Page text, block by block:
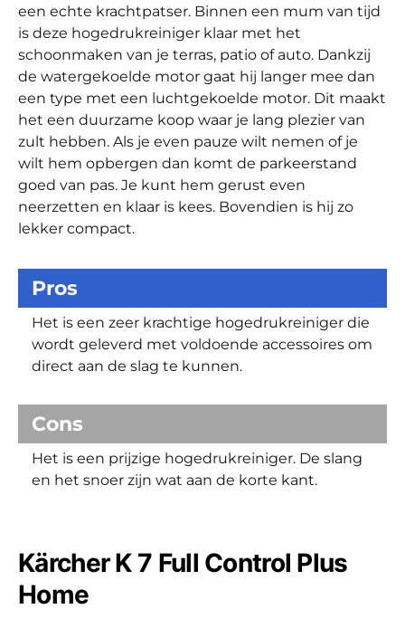
een echte krachtpatser. Binnen een mum van tijd
is deze hogedrukreiniger klaar met het
schoonmaken van je terras, patio of auto. Dankzij
de watergekoelde motor gaat hij langer mee dan
een type met een luchtgekoelde motor. Dit maakt
het een duurzame koop waar je lang plezier van
zult hebben. Als je even pauze wilt nemen of je
wilt hem opbergen dan komt de parkeerstand
goed van pas. Je kunt hem gerust even
neerzetten en klaar is kees. Bovendien is hij zo
lekker compact.
Pros
Het is een zeer krachtige hogedrukreiniger die
wordt geleverd met voldoende accessoires om
direct aan de slag te kunnen.
Cons
Het is een prijzige hogedrukreiniger. De slang
en het snoer zijn wat aan de korte kant.
Kärcher K 7 Full Control Plus
Home